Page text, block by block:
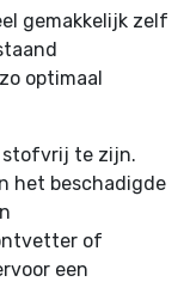
gemakkelijk zelf
optimaal
stofvrij te zijn.
het beschadigde
of
een